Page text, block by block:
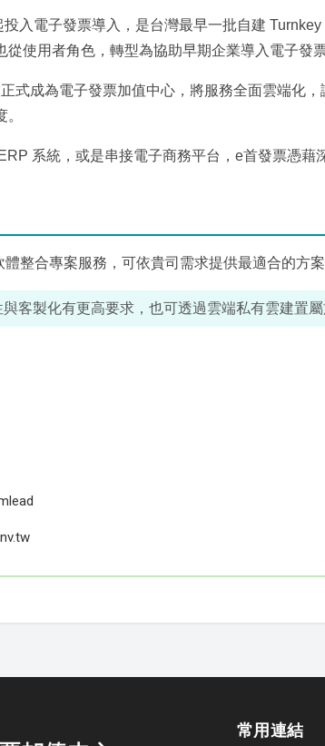
入電子發票導入，是台灣最早一批自建
從使用者角色，轉型為協助早期企業導入電子發
式成為電子發票加值中心，將服務全面雲端化
系統，或是串接電子商務平台，e首發票憑
整合專案服務，可依貴司需求提供最適合的方
客製化有更高要求，也可透過雲端私有雲建置屬
常用連結